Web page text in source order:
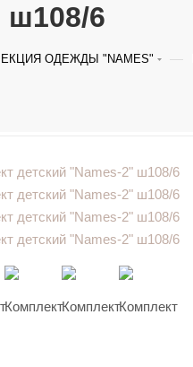
ш108/6
ОДЕЖДЫ "NAMES" —